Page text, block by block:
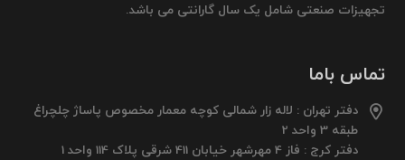
تجهیزات صنعتی شامل یک سال گارانتی می باشد.
تماس باما
دفتر تهران : لاله زار شمالی کوچه معمار مخصوص پاساژ چلچراغ
طبقه 3 واحد 2
دفتر کرج : فاز 4 مهرشهر خیابان 411 شرقی پلاک 114 واحد 1